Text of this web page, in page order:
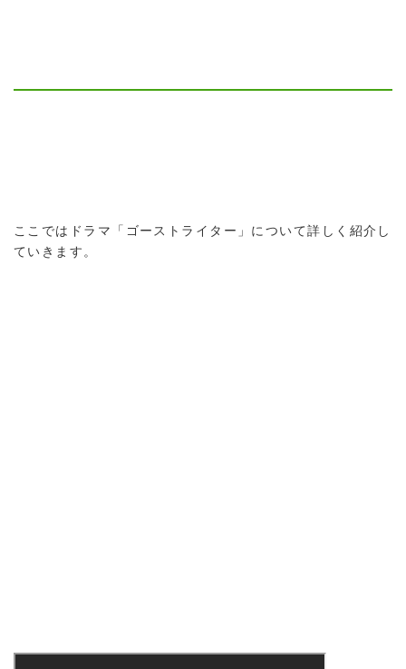
ここではドラマ「ゴーストライター」について詳しく紹介し
ていきます。